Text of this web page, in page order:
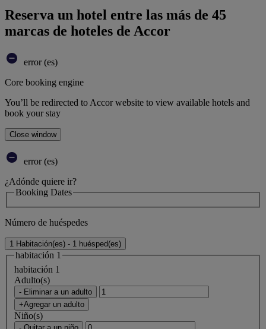
Reserva un hotel entre las más de 45
marcas de hoteles de Accor
error (es)
Core booking engine
You’ll be redirected to Accor website to view available hotels and
book your stay
Close window
error (es)
¿Adónde quiere ir?
Booking Dates
Número de huéspedes
1 Habitación(es) - 1 huésped(es)
habitación 1
habitación 1
Adulto(s)
- Eliminar a un adulto
+Agregar un adulto
Niño(s)